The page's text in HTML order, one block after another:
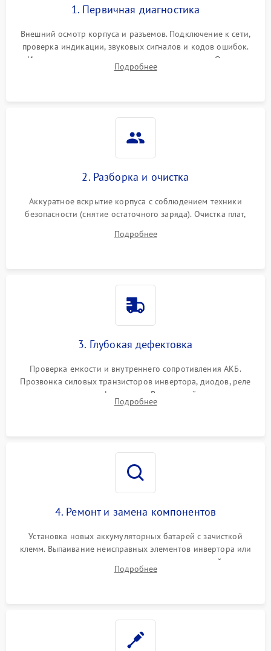
1. Первичная диагностика
Внешний осмотр корпуса и разъемов. Подключение к сети,
проверка индикации, звуковых сигналов и кодов ошибок.
Измерение входного и выходного напряжения. Оценка
реакции ИБП на отключение основного питания без
Подробнее
2. Разборка и очистка
Аккуратное вскрытие корпуса с соблюдением техники
безопасности (снятие остаточного заряда). Очистка плат,
и кистей для предотвращения перегрева и замыканий.
Подробнее
3. Глубокая дефектовка
Проверка емкости и внутреннего сопротивления АКБ.
Прозвонка силовых транзисторов инвертора, диодов, реле
переключения и трансформатора. Визуальный поиск вздутых
конденсаторов и прогаров на печатной плате.
Подробнее
4. Ремонт и замена компонентов
Установка новых аккумуляторных батарей с зачисткой
клемм. Выпаивание неисправных элементов инвертора или
цепи зарядки и монтаж новых радиодеталей.
Восстановление поврежденных токоведущих дорожек и
Подробнее